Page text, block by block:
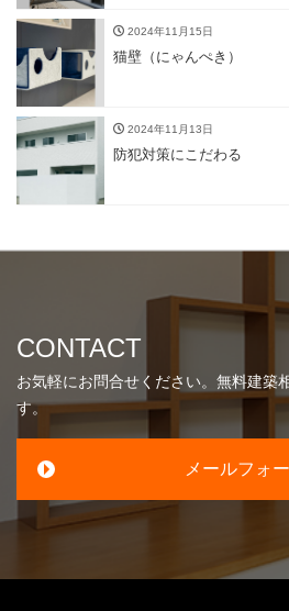
2024年11月15日
猫壁（にゃんぺき）
2024年11月13日
防犯対策にこだわる
CONTACT
お気軽にお問合せください。無料建築
す。
メールフォ